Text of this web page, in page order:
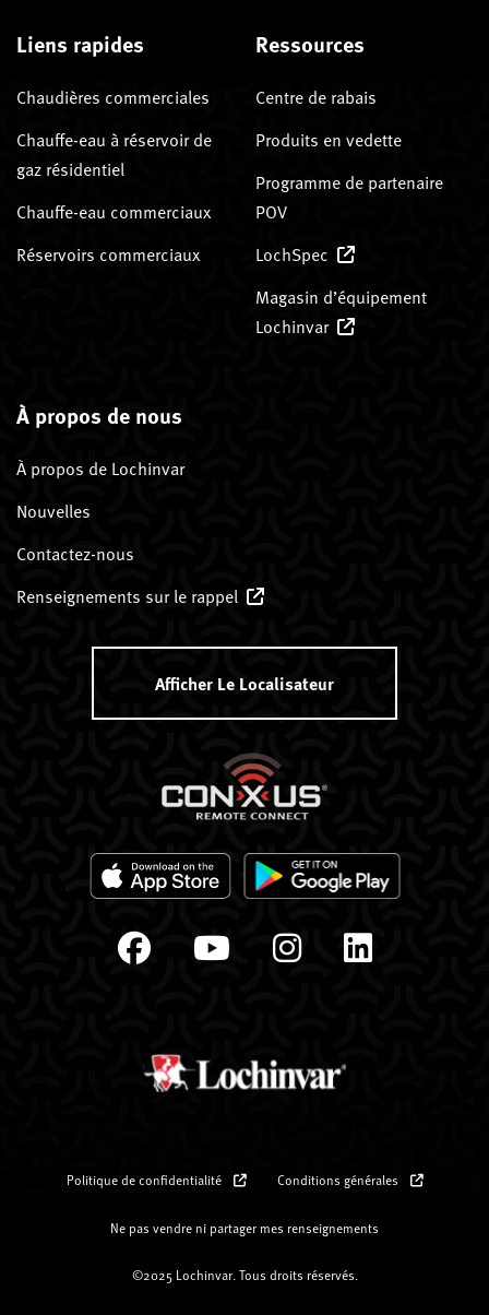
Liens rapides
Chaudières commerciales
Chauffe-eau à réservoir de
gaz résidentiel
Chauffe-eau commerciaux
Réservoirs commerciaux
Ressources
Centre de rabais
Produits en vedette
Programme de partenaire
POV
LochSpec
Magasin d’équipement
Lochinvar
À propos de nous
À propos de Lochinvar
Nouvelles
Contactez-nous
Renseignements sur le rappel
Afficher Le Localisateur
Politique de confidentialité Conditions générales
Ne pas vendre ni partager mes renseignements
©2025 Lochinvar. Tous droits réservés.